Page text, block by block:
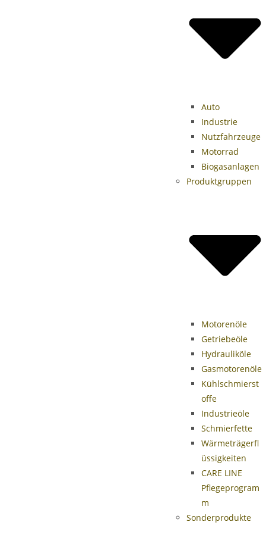
Auto
Industrie
Nutzfahrzeuge
Motorrad
Biogasanlagen
Produktgruppen
Motorenöle
Getriebeöle
Hydrauliköle
Gasmotorenöle
Kühlschmierst
offe
Industrieöle
Schmierfette
Wärmeträgerfl
üssigkeiten
CARE LINE
Pflegeprogram
m
Sonderprodukte